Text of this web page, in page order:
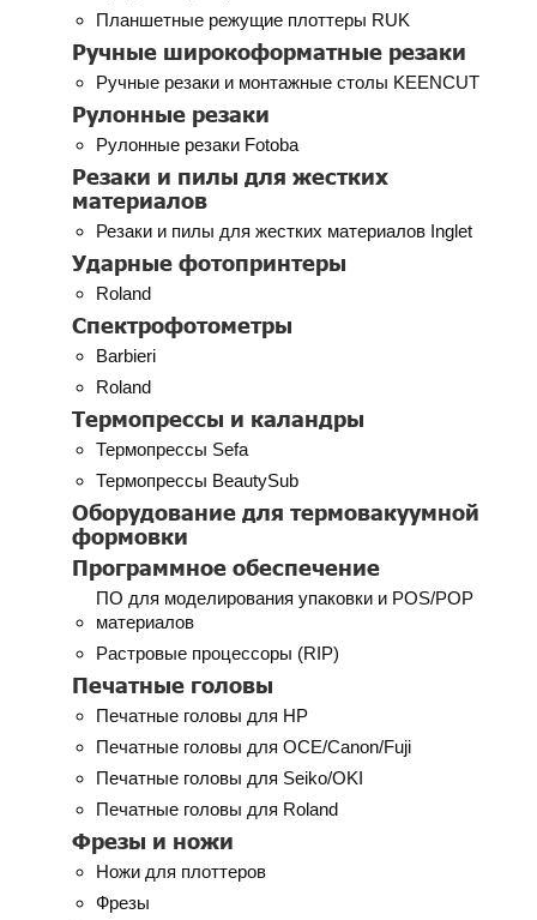
Планшетные режущие плоттеры RUK
Ручные широкоформатные резаки
Ручные резаки и монтажные столы KEENCUT
Рулонные резаки
Рулонные резаки Fotoba
Резаки и пилы для жестких
материалов
Резаки и пилы для жестких материалов Inglet
Ударные фотопринтеры
Roland
Спектрофотометры
Barbieri
Roland
Термопрессы и каландры
Термопрессы Sefa
Термопрессы BeautySub
Оборудование для термовакуумной
формовки
Программное обеспечение
ПО для моделирования упаковки и POS/POP
материалов
Растровые процессоры (RIP)
Печатные головы
Печатные головы для HP
Печатные головы для OCE/Canon/Fuji
Печатные головы для Seiko/OKI
Печатные головы для Roland
Фрезы и ножи
Ножи для плоттеров
Фрезы